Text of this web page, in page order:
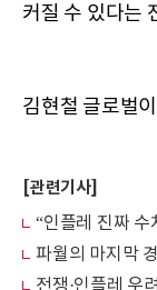
커질 수 있다는
김현철 글로벌
[관련기사]
파월의 마지막